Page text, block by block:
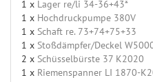
1 x Lager re/li 34-36+43*
1 x Hochdruckpumpe 380V
1 x Schaft re. 73+74+75+33
1 x Stoßdämpfer/Deckel
2 x Schüsselbürste 37 K2020
1 x Riemenspanner LI 1870-